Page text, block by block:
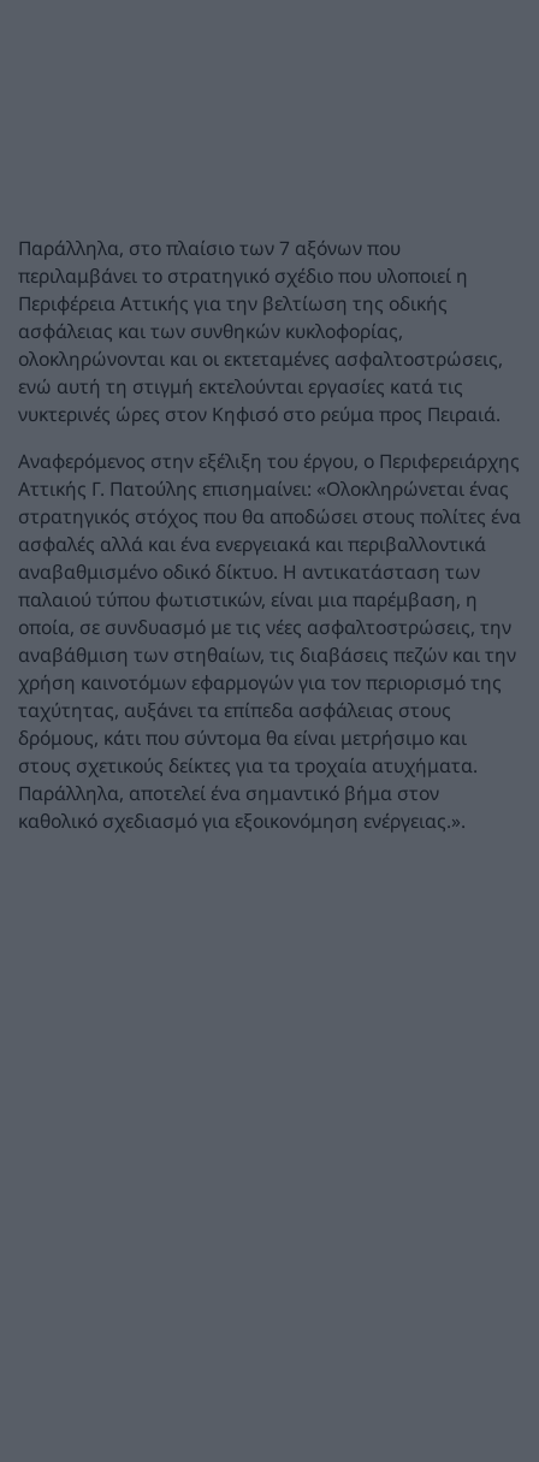
Παράλληλα, στο πλαίσιο των 7 αξόνων που
περιλαμβάνει το στρατηγικό σχέδιο που υλοποιεί η
Περιφέρεια Αττικής για την βελτίωση της οδικής
ασφάλειας και των συνθηκών κυκλοφορίας,
ολοκληρώνονται και οι εκτεταμένες ασφαλτοστρώσεις,
ενώ αυτή τη στιγμή εκτελούνται εργασίες κατά τις
νυκτερινές ώρες στον Κηφισό στο ρεύμα προς Πειραιά.
Αναφερόμενος στην εξέλιξη του έργου, ο Περιφερειάρχης
Αττικής Γ. Πατούλης επισημαίνει: «Ολοκληρώνεται ένας
στρατηγικός στόχος που θα αποδώσει στους πολίτες ένα
ασφαλές αλλά και ένα ενεργειακά και περιβαλλοντικά
αναβαθμισμένο οδικό δίκτυο. Η αντικατάσταση των
παλαιού τύπου φωτιστικών, είναι μια παρέμβαση, η
οποία, σε συνδυασμό με τις νέες ασφαλτοστρώσεις, την
αναβάθμιση των στηθαίων, τις διαβάσεις πεζών και την
χρήση καινοτόμων εφαρμογών για τον περιορισμό της
ταχύτητας, αυξάνει τα επίπεδα ασφάλειας στους
δρόμους, κάτι που σύντομα θα είναι μετρήσιμο και
στους σχετικούς δείκτες για τα τροχαία ατυχήματα.
Παράλληλα, αποτελεί ένα σημαντικό βήμα στον
καθολικό σχεδιασμό για εξοικονόμηση ενέργειας.».